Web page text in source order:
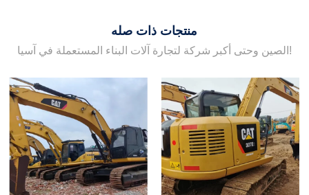
منتجات ذات صله
الصين وحتى أكبر شركة لتجارة آلات البناء المستعملة في آسيا!